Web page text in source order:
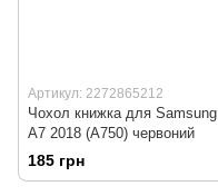
Артикул: 2272865212
Чохол книжка для Samsung
A7 2018 (A750) червоний
185 грн